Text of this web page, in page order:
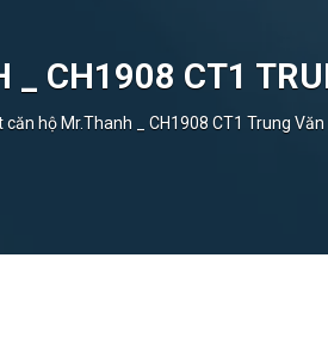
_ CH1908 CT1
căn hộ Mr.Thanh _ CH1908 CT1 Trung Văn